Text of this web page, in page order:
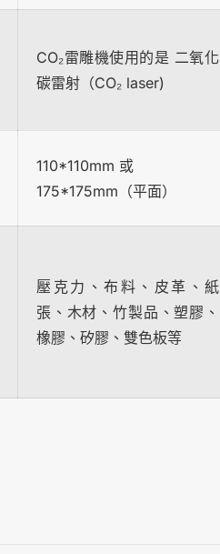
CO₂雷雕機使用的是 二氧化
碳雷射（CO₂ laser)
110*110mm 或
175*175mm（平面）
壓克力、布料、皮革、紙
張、木材、竹製品、塑膠、
橡膠、矽膠、雙色板等